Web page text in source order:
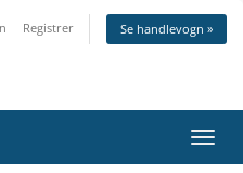
Registrer Se handlevogn »
Bytt